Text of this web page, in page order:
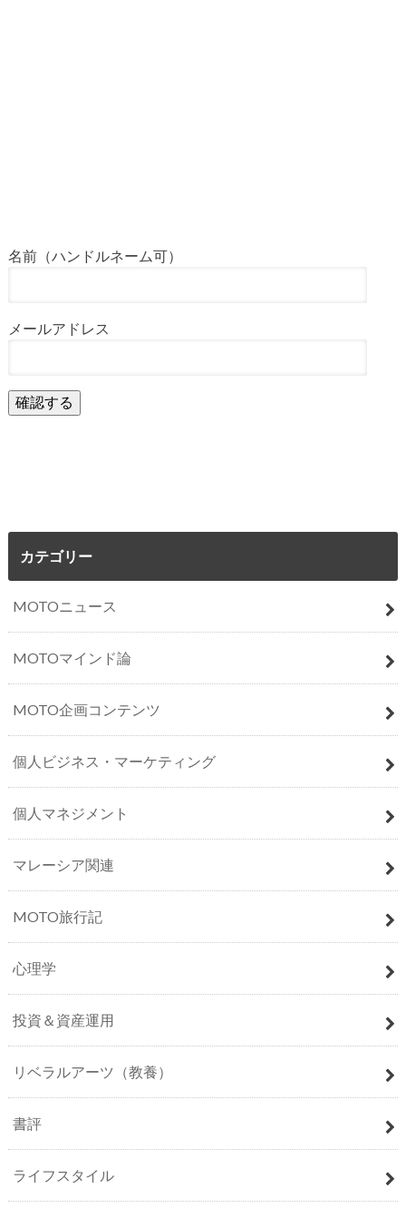
名前（ハンドルネーム可）
メールアドレス
カテゴリー
MOTOニュース
MOTOマインド論
MOTO企画コンテンツ
個人ビジネス・マーケティング
個人マネジメント
マレーシア関連
MOTO旅行記
心理学
投資＆資産運用
リベラルアーツ（教養）
書評
ライフスタイル